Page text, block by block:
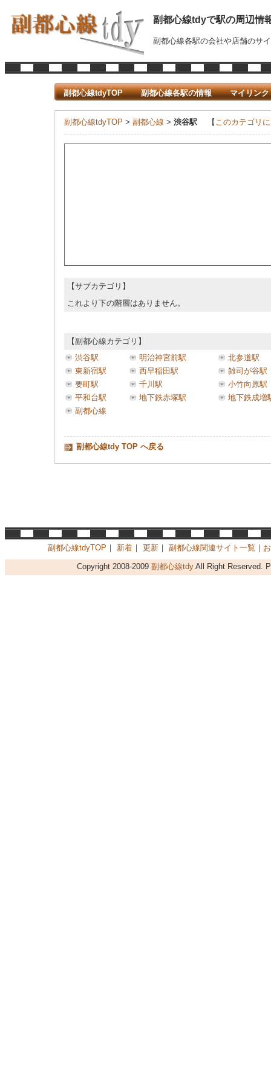
副都心線tdyで駅の周辺情
副都心線各駅の会社や店舗のサ
副都心線tdyTOP 副都心線各駅の情報 マイリンク
副都心線tdyTOP > 副都心線 > 渋谷駅 【 このカテゴリ
【サブカテゴリ】
これより下の階層はありません。
【副都心線カテゴリ】
渋谷駅
明治神宮前駅
北参道駅
東新宿駅
西早稲田駅
雑司が谷駅
要町駅
千川駅
小竹向原駅
平和台駅
地下鉄赤塚駅
地下鉄成増
副都心線
副都心線tdy TOP へ戻る
副都心線tdyTOP ｜ 新着｜ 更新｜ 副都心線関連サイト一覧 ｜
Copyright 2008-2009 副都心線tdyAll Right Reserved.